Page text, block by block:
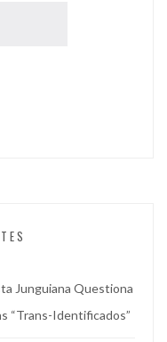
Junguiana Questiona
“trans-Identificados”